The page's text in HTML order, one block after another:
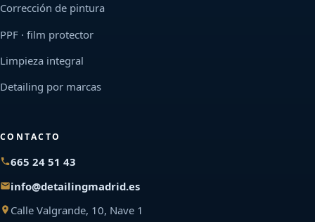
Corrección de pintura
PPF · film protector
Limpieza integral
Detailing por marcas
CONTACTO
665 24 51 43
info@detailingmadrid.es
Calle Valgrande, 10, Nave 1